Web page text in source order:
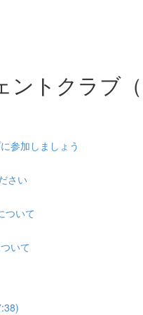
ントクラブ
参加しましょう
さい
ついて
いて